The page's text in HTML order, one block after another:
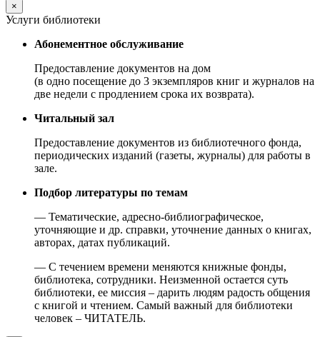
×
Услуги библиотеки
Абонементное обслуживание
Предоставление документов на дом
(в одно посещение до 3 экземпляров книг и журналов на
две недели с продлением срока их возврата).
Читальный зал
Предоставление документов из библиотечного фонда,
периодических изданий (газеты, журналы) для работы в
зале.
Подбор литературы по темам
— Тематические, адресно-библиографическое,
уточняющие и др. справки, уточнение данных о книгах,
авторах, датах публикаций.
— С течением времени меняются книжные фонды,
библиотека, сотрудники. Неизменной остается суть
библиотеки, ее миссия – дарить людям радость общения
с книгой и чтением. Самый важный для библиотеки
человек – ЧИТАТЕЛЬ.